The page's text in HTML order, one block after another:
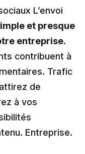
L’envoi
et presque
entreprise.
contribuent à
Trafic
de
à vos
Entreprise.